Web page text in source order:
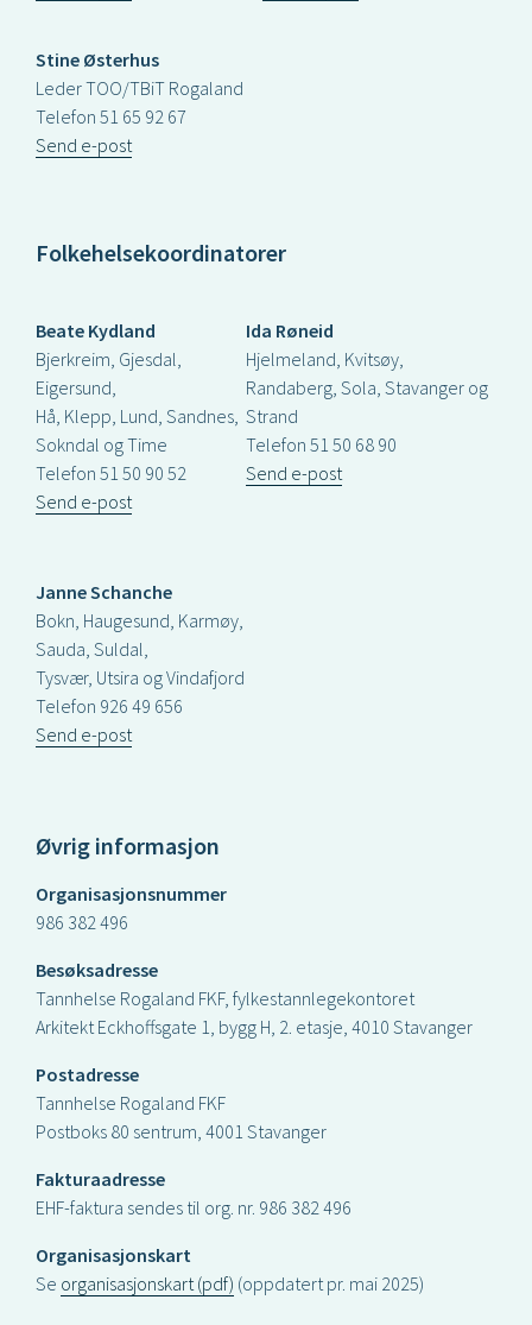
Stine Østerhus
Leder TOO/TBiT Rogaland
Telefon 51 65 92 67
Send e-post
Folkehelsekoordinatorer
Beate Kydland
Bjerkreim, Gjesdal,
Eigersund,
Hå, Klepp, Lund, Sandnes,
Sokndal og Time
Telefon 51 50 90 52
Send e-post
Ida Røneid
Hjelmeland, Kvitsøy,
Randaberg, Sola, Stavanger og
Strand
Telefon 51 50 68 90
Send e-post
Janne Schanche
Bokn, Haugesund, Karmøy,
Sauda, Suldal,
Tysvær, Utsira og Vindafjord
Telefon 926 49 656
Send e-post
Øvrig informasjon
Organisasjonsnummer
986 382 496
Besøksadresse
Tannhelse Rogaland FKF, fylkestannlegekontoret
Arkitekt Eckhoffsgate 1, bygg H, 2. etasje, 4010 Stavanger
Postadresse
Tannhelse Rogaland FKF
Postboks 80 sentrum, 4001 Stavanger
Fakturaadresse
EHF-faktura sendes til org. nr. 986 382 496
Organisasjonskart
Se organisasjonskart (pdf) (oppdatert pr. mai 2025)